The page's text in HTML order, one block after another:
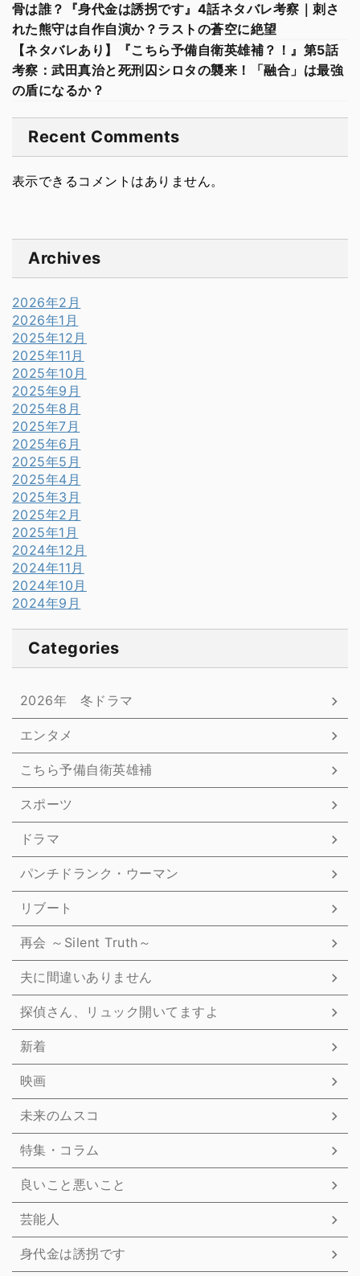
骨は誰？『身代金は誘拐です』4話ネタバレ考察｜刺さ
れた熊守は自作自演か？ラストの蒼空に絶望
【ネタバレあり】『こちら予備自衛英雄補？！』第5話
考察：武田真治と死刑囚シロタの襲来！「融合」は最強
の盾になるか？
Recent Comments
表示できるコメントはありません。
Archives
2026年2月
2026年1月
2025年12月
2025年11月
2025年10月
2025年9月
2025年8月
2025年7月
2025年6月
2025年5月
2025年4月
2025年3月
2025年2月
2025年1月
2024年12月
2024年11月
2024年10月
2024年9月
Categories
2026年 冬ドラマ
エンタメ
こちら予備自衛英雄補
スポーツ
ドラマ
パンチドランク・ウーマン
リブート
再会 ～Silent Truth～
夫に間違いありません
探偵さん、リュック開いてますよ
新着
映画
未来のムスコ
特集・コラム
良いこと悪いこと
芸能人
身代金は誘拐です